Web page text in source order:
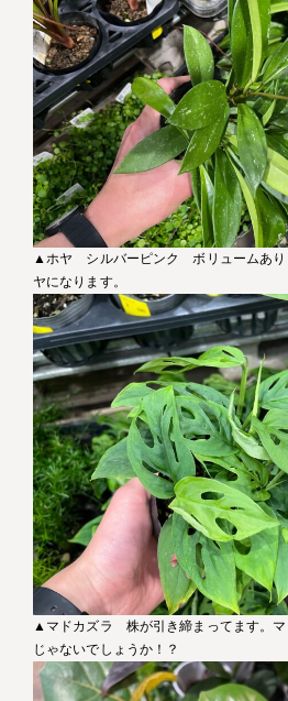
▲ホヤ シルバーピンク ボリュームあり
ヤになります。
▲マドカズラ 株が引き締まってます。マ
じゃないでしょうか！？